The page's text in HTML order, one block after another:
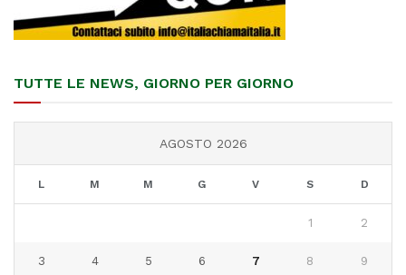
TUTTE LE NEWS, GIORNO PER GIORNO
AGOSTO 2026
L M M G V S D
1 2
3 4 5 6 7 8 9